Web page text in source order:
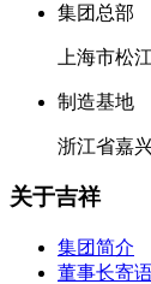
集团总部
上海市松
制造基地
浙江省嘉
关于吉祥
集团简介
董事长寄